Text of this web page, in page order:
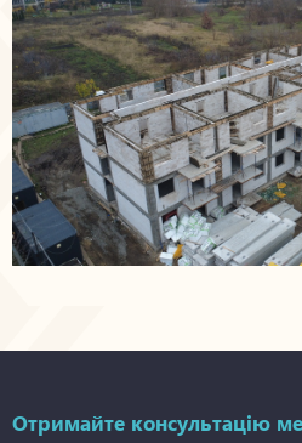
Отримайте консультацію